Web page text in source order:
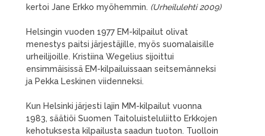
kertoi Jane Erkko myöhemmin. (Urheilulehti 2009)
Helsingin vuoden 1977 EM-kilpailut olivat
menestys paitsi järjestäjille, myös suomalaisille
urheilijoille. Kristiina Wegelius sijoittui
ensimmäisissä EM-kilpailuissaan seitsemänneksi
ja Pekka Leskinen viidenneksi.
Kun Helsinki järjesti lajin MM-kilpailut vuonna
1983, säätiöi Suomen Taitoluisteluliitto Erkkojen
kehotuksesta kilpailusta saadun tuoton. Tuolloin